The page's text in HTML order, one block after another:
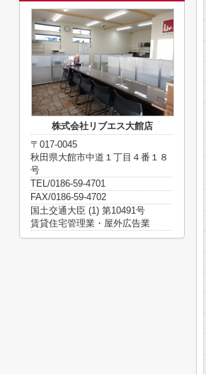
株式会社リブエス大館店
〒017-0045
秋田県大館市中道１丁目４番１８
号
TEL/0186-59-4701
FAX/0186-59-4702
国土交通大臣 (1) 第10491号
賃貸住宅管理業・屋外広告業